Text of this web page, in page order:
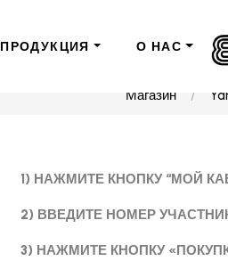
ПРОДУКЦИЯ О НАС
Магазин
1) НАЖМИТЕ КНОПКУ “МОЙ
2) ВВЕДИТЕ НОМЕР
3) НАЖМИТЕ КНОПКУ